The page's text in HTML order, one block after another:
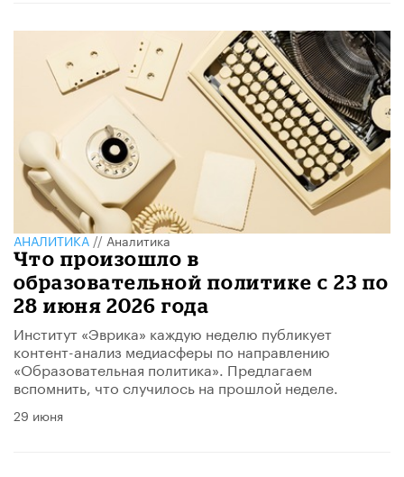
АНАЛИТИКА//Аналитика
​Что произошло в
образовательной политике с 23 по
28 июня 2026 года
Институт «Эврика» каждую неделю публикует
контент-анализ медиасферы по направлению
«Образовательная политика». Предлагаем
вспомнить, что случилось на прошлой неделе.
29 июня